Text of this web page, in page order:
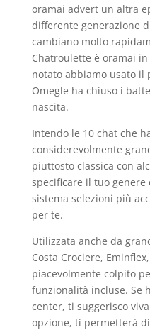
oramai advert un altra
differente generazione
cambiano molto
Chatroulette è oramai
notato abbiamo usato il
Omegle ha chiuso i
nascita.
Intendo le 10 chat che
considerevolmente
piuttosto classica con
specificare il tuo genere
sistema selezioni più
per te.
Utilizzata anche da
Costa Crociere,
piacevolmente colpito
funzionalità incluse. Se
center, ti suggerisco
opzione, ti permetterà